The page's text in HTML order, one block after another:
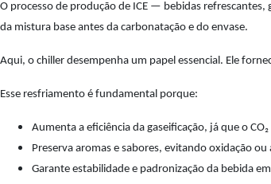
O processo de produção de ICE — bebidas
da mistura base antes da carbonatação e do envase.
Aqui, o chiller desempenha um papel essencial. Ele
Esse resfriamento é fundamental porque:
Aumenta a eficiência da gaseificação, já que o
Preserva aromas e sabores, evitando oxidação ou
Garante estabilidade e padronização da bebida